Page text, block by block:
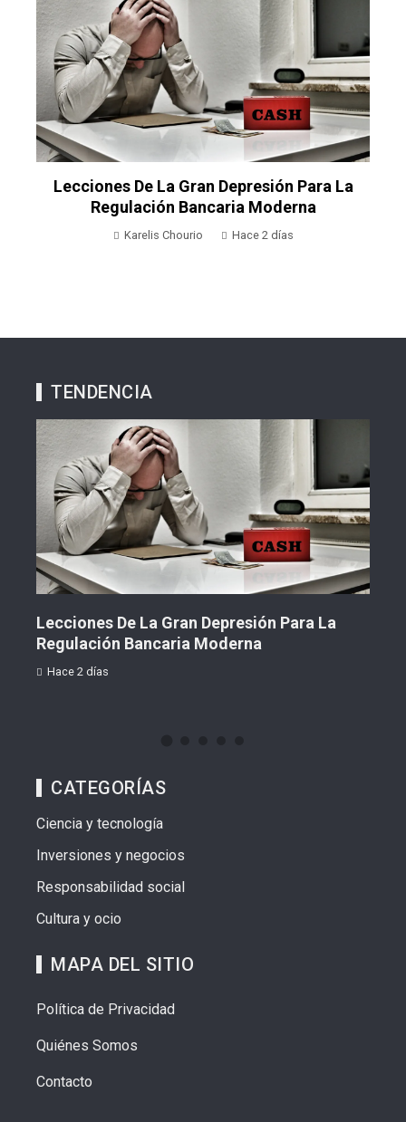
Servicios Y Manufactura Como Pilares
La Resiliencia Económica En Argelia
Karelis Chourio Hace 2 días
TENDENCIA
De La Gran Depresión Para La
Bancaria Moderna
2 días
Servicios
CATEGORÍAS
Ciencia y tecnología
Inversiones y negocios
Responsabilidad social
Cultura y ocio
MAPA DEL SITIO
Política de Privacidad
Quiénes Somos
Contacto